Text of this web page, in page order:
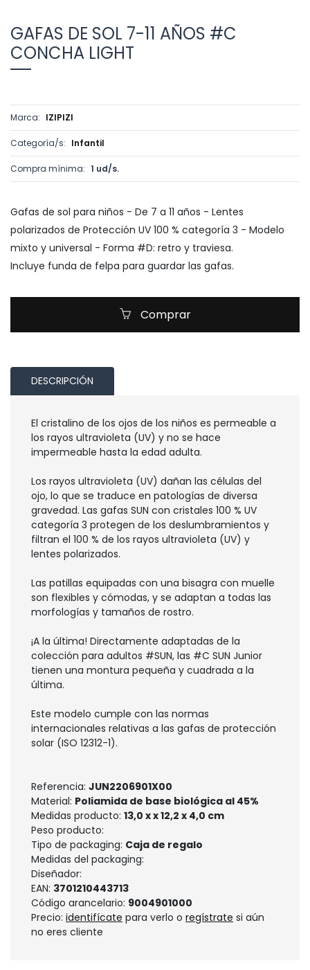
GAFAS DE SOL 7-11 AÑOS #C
CONCHA LIGHT
Marca: IZIPIZI
Categoría/s: Infantil
Compra mínima: 1 ud/s.
Gafas de sol para niños - De 7 a 11 años - Lentes
polarizados de Protección UV 100 % categoría 3 - Modelo
mixto y universal - Forma #D: retro y traviesa.
Incluye funda de felpa para guardar las gafas.
Comprar
DESCRIPCIÓN
El cristalino de los ojos de los niños es permeable a
los rayos ultravioleta (UV) y no se hace
impermeable hasta la edad adulta.
Los rayos ultravioleta (UV) dañan las células del
ojo, lo que se traduce en patologías de diversa
gravedad. Las gafas SUN con cristales 100 % UV
categoría 3 protegen de los deslumbramientos y
filtran el 100 % de los rayos ultravioleta (UV) y
lentes polarizados.
Las patillas equipadas con una bisagra con muelle
son flexibles y cómodas, y se adaptan a todas las
morfologías y tamaños de rostro.
¡A la última! Directamente adaptadas de la
colección para adultos #SUN, las #C SUN Junior
tienen una montura pequeña y cuadrada a la
última.
Este modelo cumple con las normas
internacionales relativas a las gafas de protección
solar (ISO 12312-1).
Referencia: JUN2206901X00
Material: Poliamida de base biológica al 45%
Medidas producto: 13,0 x x 12,2 x 4,0 cm
Peso producto:
Tipo de packaging: Caja de regalo
Medidas del packaging:
Diseñador:
EAN: 3701210443713
Código arancelario: 9004901000
Precio: identifícate para verlo o regístrate si aún
no eres cliente